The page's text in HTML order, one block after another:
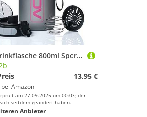
ace2b Trinkflasche 800ml Sport & Fitness mit Shaker Ball für Eiweiß Protein Shakes + Sieb I Sportflasche für Fitnessstudio Fahrrad Outdoor I Tritan BPA frei, auslaufsicher
13,95 €
Amazon
am 27.09.2025 um 00:03; der
seitdem geändert haben.
Anbieter